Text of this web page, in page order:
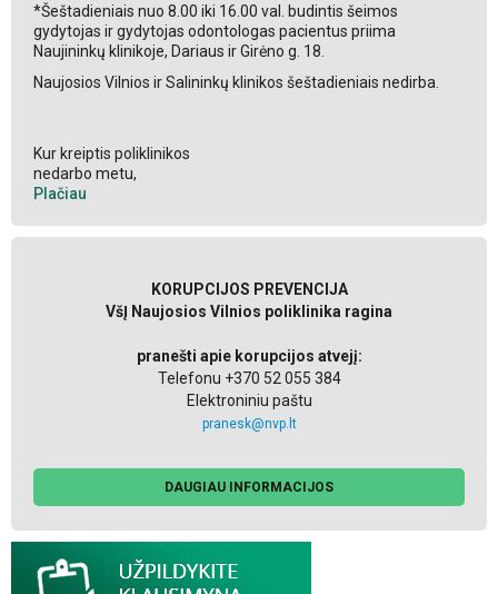
*Šeštadieniais nuo 8.00 iki 16.00 val. budintis šeimos
gydytojas ir gydytojas odontologas pacientus priima
Naujininkų klinikoje, Dariaus ir Girėno g. 18.
Naujosios Vilnios ir Salininkų klinikos šeštadieniais nedirba.
Kur kreiptis poliklinikos
nedarbo metu,
Plačiau
KORUPCIJOS PREVENCIJA
VšĮ Naujosios Vilnios poliklinika ragina
pranešti apie korupcijos atvejį:
Telefonu +370 52 055 384
Elektroniniu paštu
pranesk@nvp.lt
DAUGIAU INFORMACIJOS